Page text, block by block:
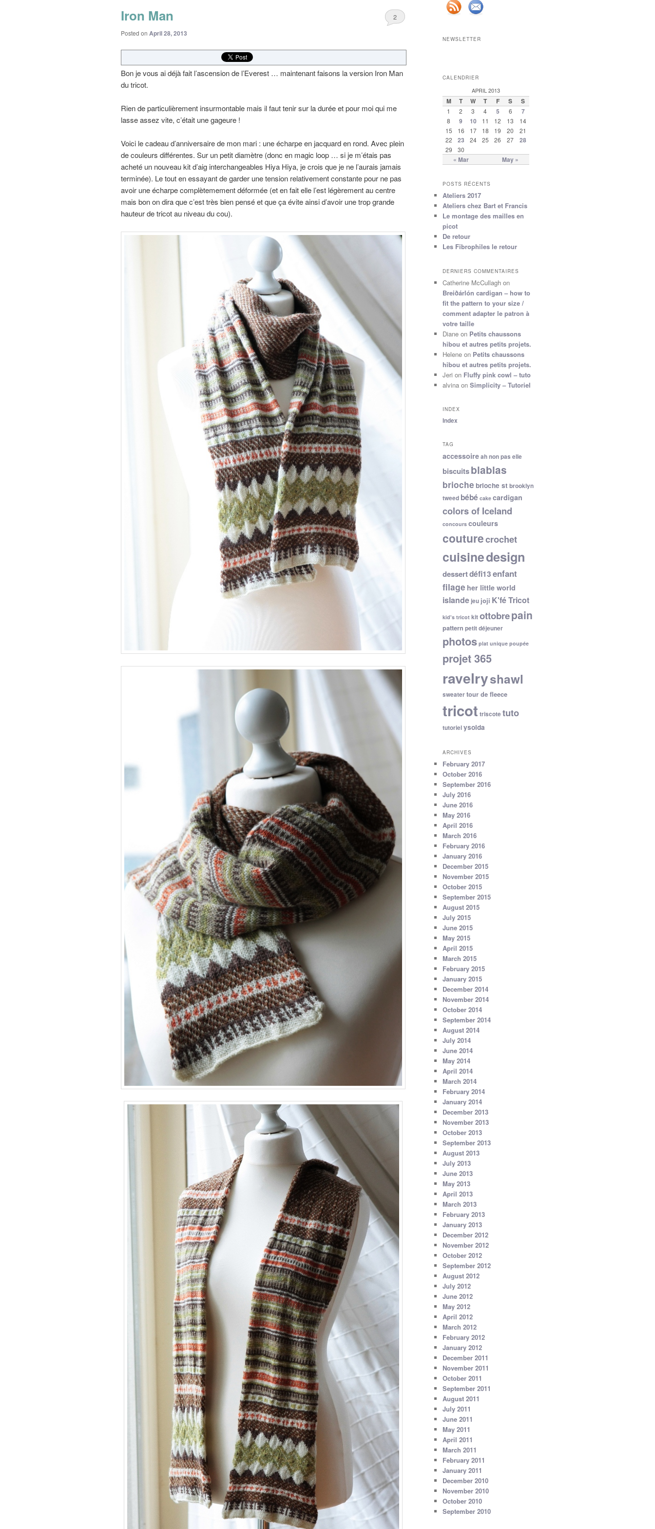
Iron Man
Posted on April 28, 2013
2
Bon je vous ai déjà fait l’ascension de l’Everest … maintenant faisons la version Iron Man
du tricot.
Rien de particulièrement insurmontable mais il faut tenir sur la durée et pour moi qui me
lasse assez vite, c’était une gageure !
Voici le cadeau d’anniversaire de mon mari : une écharpe en jacquard en rond. Avec plein
de couleurs différentes. Sur un petit diamètre (donc en magic loop … si je m’étais pas
acheté un nouveau kit d’aig interchangeables Hiya Hiya, je crois que je ne l’aurais jamais
terminée). Le tout en essayant de garder une tension relativement constante pour ne pas
avoir une écharpe complètemement déformée (et en fait elle l’est légèrement au centre
mais bon on dira que c’est très bien pensé et que ça évite ainsi d’avoir une trop grande
hauteur de tricot au niveau du cou).
NEWSLETTER
CALENDRIER
APRIL 2013
M T W T F S S
« Mar May »
1 2 3 4 5 6 7
8 9 10 11 12 13
14
15
16 17 18 19 20
21
22
23 24 25 26 27 28
29 30
POSTS RÉCENTS
Ateliers 2017
Ateliers chez Bart et Francis
Le montage des mailles en
picot
De retour
Les Fibrophiles le retour
DERNIERS COMMENTAIRES
Catherine McCullagh on
Breiðárlón cardigan – how to
fit the pattern to your size /
comment adapter le patron à
votre taille
Diane on Petits chaussons
hibou et autres petits projets.
Helene on Petits chaussons
hibou et autres petits projets.
Jeri on Fluffy pink cowl – tuto
alvina on Simplicity – Tutoriel
INDEX
Index
TAG
accessoireah non pas elle
biscuitsblablas
brioche brioche st brooklyn
tweed bébé cake cardigan
colors of Iceland
concours couleurs
couturecrochet
cuisinedesign
dessertdéfi13enfant
filage her little world
islande jeu joji K'fé Tricot
kid's tricot kitottobrepain
pattern petit déjeuner
photos plat unique poupée
projet 365
ravelryshawl
sweatertour de fleece
tricot triscote tuto
tutorielysolda
ARCHIVES
February 2017
October 2016
September 2016
July 2016
June 2016
May 2016
April 2016
March 2016
February 2016
January 2016
December 2015
November 2015
October 2015
September 2015
August 2015
July 2015
June 2015
May 2015
April 2015
March 2015
February 2015
January 2015
December 2014
November 2014
October 2014
September 2014
August 2014
July 2014
June 2014
May 2014
April 2014
March 2014
February 2014
January 2014
December 2013
November 2013
October 2013
September 2013
August 2013
July 2013
June 2013
May 2013
April 2013
March 2013
February 2013
January 2013
December 2012
November 2012
October 2012
September 2012
August 2012
July 2012
June 2012
May 2012
April 2012
March 2012
February 2012
January 2012
December 2011
November 2011
October 2011
September 2011
August 2011
July 2011
June 2011
May 2011
April 2011
March 2011
February 2011
January 2011
December 2010
November 2010
October 2010
September 2010